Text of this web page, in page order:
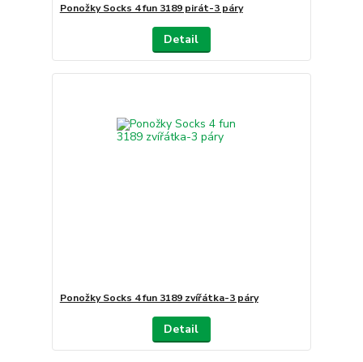
Ponožky Socks 4 fun 3189 pirát-3 páry
Detail
Ponožky Socks 4 fun 3189 zvířátka-3 páry
Detail